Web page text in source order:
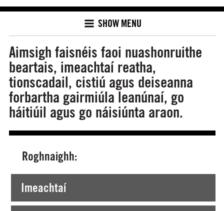
SHOW MENU
Aimsigh faisnéis faoi nuashonruithe
beartais, imeachtaí reatha,
tionscadail, cistiú agus deiseanna
forbartha gairmiúla leanúnaí, go
háitiúil agus go náisiúnta araon.
Roghnaighh:
Imeachtaí
Tá tú ag Amharc faoi láthair ar >